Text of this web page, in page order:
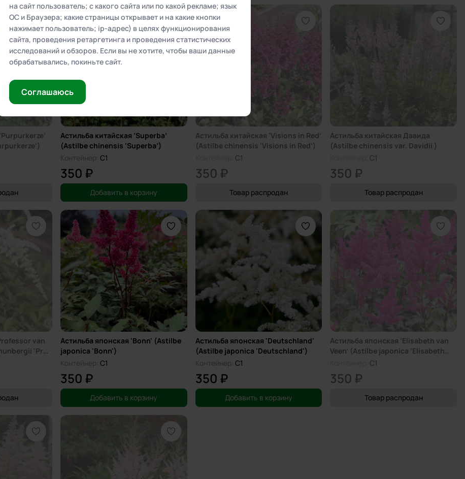
Астильба китайская ‘Superba’
(Astilbe chinensis ‘Superba’)
Контейнер:C1
350 ₽
Добавить в корзину
Астильба китайская ‘Visions in Red’
(Astilbe chinensis ‘Visions in Red’)
C1
350 ₽
Товар распродан
Астильба китайская Давида
(Astilbe chinensis var. Davidii )
C1
350 ₽
Товар распродан
van
‘Prof.
Астильба японская 'Bonn' (Astilbe
japonica 'Bonn')
Контейнер:C1
350 ₽
Добавить в корзину
Астильба японская 'Deutschland'
(Astilbe japonica 'Deutschland')
Контейнер: C1
350 ₽
Добавить в корзину
Астильба японская ‘Elisabeth van
Veen’ (Astilbe japonica ‘Elisabeth
C1
350 ₽
Товар распродан
на сайт пользователь; с какого сайта или по какой рекламе; язык
ОС и Браузера; какие страницы открывает и на какие кнопки
нажимает пользователь; ip-адрес) в целях функционирования
сайта, проведения ретаргетинга и проведения статистических
исследований и обзоров. Если вы не хотите, чтобы ваши данные
обрабатывались, покиньте сайт.
Соглашаюсь
Санкт-Петербург и ЛО
Выбирая регион доставки, вы подтверждаете, что
ознакомились справилами доставки